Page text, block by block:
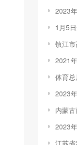
2023年福
1月5日开
镇江市
2021年
体育总局
2023年安徽
内蒙古商
2023年天津高
江苏省